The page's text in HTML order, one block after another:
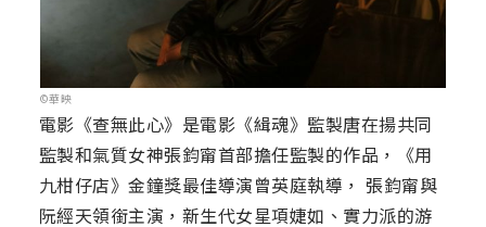
©華映
電影《查無此心》是電影《緝魂》監製唐在揚共同
監製和氣質女神張鈞甯首部擔任監製的作品，《用
九柑仔店》金鐘獎最佳導演曾英庭執導， 張鈞甯與
阮經天領銜主演，新生代女星項婕如、實力派的游